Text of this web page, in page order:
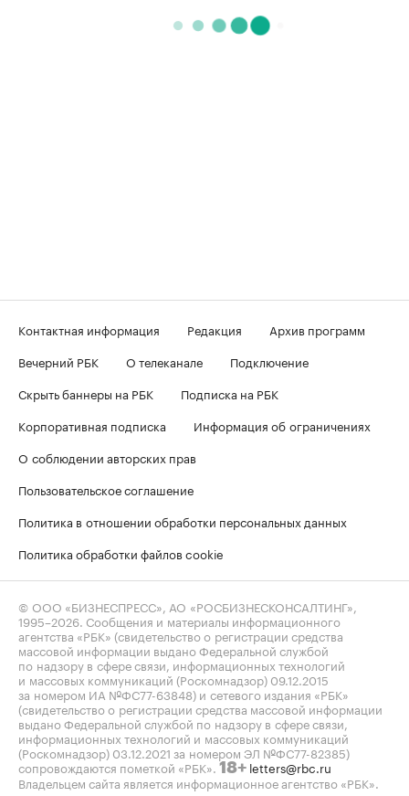
Контактная информация Редакция
Архив программ
Вечерний РБК
О телеканале
Подключение
Скрыть баннеры на РБК
Подписка на РБК
Корпоративная подписка
Информация об ограничениях
О соблюдении авторских прав
Пользовательское соглашение
Политика в отношении обработки персональных данных
Политика обработки файлов cookie
© ООО «БИЗНЕСПРЕСС», АО «РОСБИЗНЕСКОНСАЛТИНГ»,
1995–2026 . Сообщения и материалы информационного
агентства «РБК» (свидетельство о регистрации средства
массовой информации выдано Федеральной службой
по надзору в сфере связи, информационных технологий
и массовых коммуникаций (Роскомнадзор) 09.12.2015
за номером ИА №ФС77-63848) и сетевого издания «РБК»
(свидетельство о регистрации средства массовой информации
выдано Федеральной службой по надзору в сфере связи,
информационных технологий и массовых коммуникаций
(Роскомнадзор) 03.12.2021 за номером ЭЛ №ФС77-82385)
сопровождаются пометкой «РБК». 18+ letters@rbc.ru
Владельцем сайта является информационное агентство «РБК».